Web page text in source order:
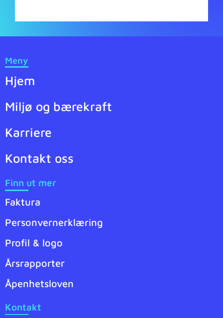
Meny
Hjem
Miljø og bærekraft
Karriere
Kontakt oss
Finn ut mer
Faktura
Personvernerklæring
Profil & logo
Årsrapporter
Åpenhetsloven
Kontakt